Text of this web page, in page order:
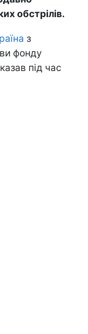
обстрілів.
з
фонду
під час